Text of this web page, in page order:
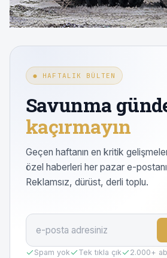
● HAFTALIK BÜLTEN
Savunma
kaçırmayın
Geçen haftanın en kritik
özel haberleri her pazar e-
Reklamsız, dürüst, derli toplu.
Spam yok Tek tıkla çık 2.000+